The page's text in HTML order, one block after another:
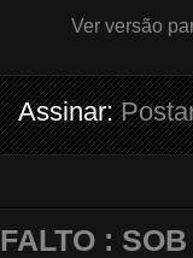
Ver versão
Assinar:
: